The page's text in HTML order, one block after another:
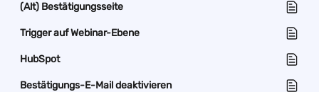
(Alt) Bestätigungsseite
Trigger auf Webinar-Ebene
HubSpot
Bestätigungs-E-Mail deaktivieren